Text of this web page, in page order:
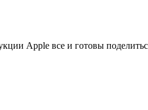
Apple все и готовы